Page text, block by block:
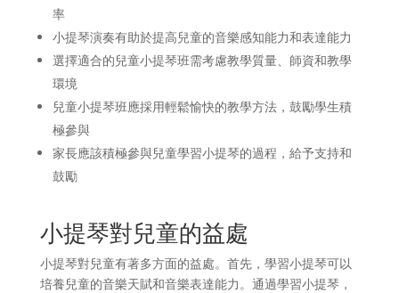
率
小提琴演奏有助於提高兒童的音樂感知能力和表達能力
選擇適合的兒童小提琴班需考慮教學質量、師資和教學
環境
兒童小提琴班應採用輕鬆愉快的教學方法，鼓勵學生積
極參與
家長應該積極參與兒童學習小提琴的過程，給予支持和
鼓勵
小提琴對兒童的益處
小提琴對兒童有著多方面的益處。首先，學習小提琴可以
培養兒童的音樂天賦和音樂表達能力。通過學習小提琴，